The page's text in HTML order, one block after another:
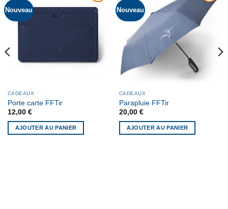
Nouveau
AJOUTER
LISTE DE
SOUHAITS
CADEAUX
Porte carte FFTir
12,00 €
AJOUTER AU PANIER
Nouveau
AJOUTER
À MA
LISTE DE
SOUHAITS
CADEAUX
Parapluie FFTir
20,00 €
AJOUTER AU PANIER